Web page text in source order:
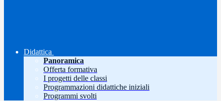
Didattica
Panoramica
Offerta formativa
I progetti delle classi
Programmazioni didattiche iniziali
Programmi svolti